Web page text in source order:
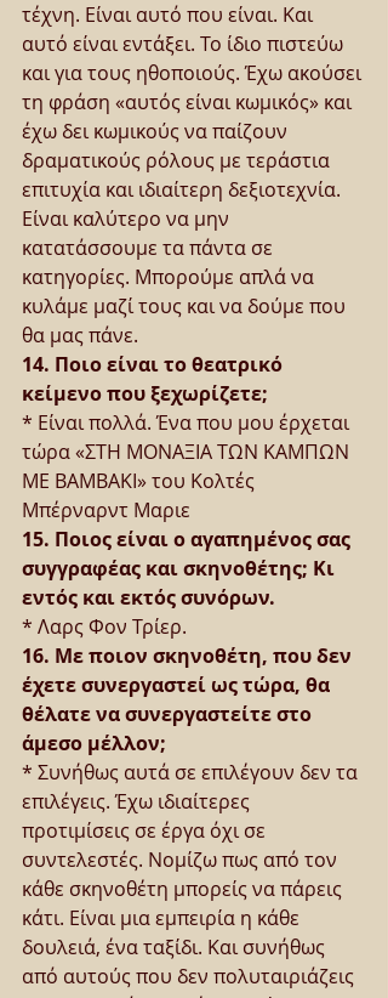
τέχνη. Είναι αυτό που είναι. Και
αυτό είναι εντάξει. Το ίδιο πιστεύω
και για τους ηθοποιούς. Έχω ακούσει
τη φράση «αυτός είναι κωμικός» και
έχω δει κωμικούς να παίζουν
δραματικούς ρόλους με τεράστια
επιτυχία και ιδιαίτερη δεξιοτεχνία.
Είναι καλύτερο να μην
κατατάσσουμε τα πάντα σε
κατηγορίες. Μπορούμε απλά να
κυλάμε μαζί τους και να δούμε που
θα μας πάνε.
14. Ποιο είναι το θεατρικό
κείμενο που ξεχωρίζετε;
* Είναι πολλά. Ένα που μου έρχεται
τώρα «ΣΤΗ ΜΟΝΑΞΙΑ ΤΩΝ ΚΑΜΠΩΝ
ΜΕ ΒΑΜΒΑΚΙ» του Κολτές
Μπέρναρντ Μαριε
15. Ποιος είναι ο αγαπημένος σας
συγγραφέας και σκηνοθέτης; Κι
εντός και εκτός συνόρων.
* Λαρς Φον Τρίερ.
16. Με ποιον σκηνοθέτη, που δεν
έχετε συνεργαστεί ως τώρα, θα
θέλατε να συνεργαστείτε στο
άμεσο μέλλον;
* Συνήθως αυτά σε επιλέγουν δεν τα
επιλέγεις. Έχω ιδιαίτερες
προτιμίσεις σε έργα όχι σε
συντελεστές. Νομίζω πως από τον
κάθε σκηνοθέτη μπορείς να πάρεις
κάτι. Είναι μια εμπειρία η κάθε
δουλειά, ένα ταξίδι. Και συνήθως
από αυτούς που δεν πολυταιριάζεις